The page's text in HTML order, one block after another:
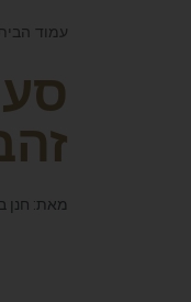
עמוד
מאת: חנן